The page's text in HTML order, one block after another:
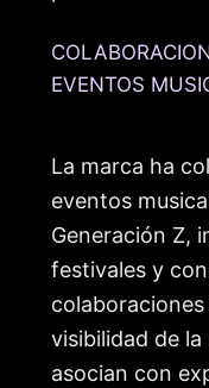
EVENTOS
La marca ha
eventos
Generación Z,
festivales y
visibilidad de
asocian con